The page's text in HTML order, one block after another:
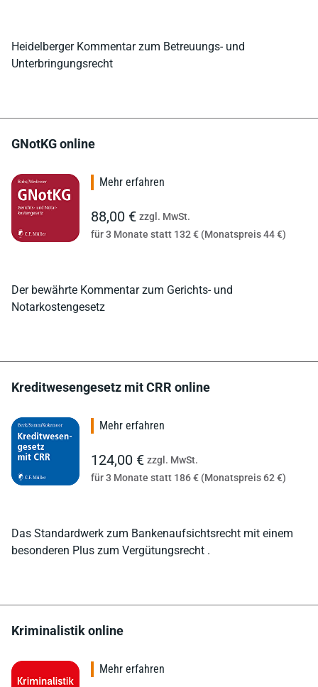
Heidelberger Kommentar zum Betreuungs- und
Unterbringungsrecht
GNotKG online
Der bewährte Kommentar zum Gerichts- und
Notarkostengesetz
Mehr erfahren
88,00 € zzgl. MwSt.
für 3 Monate statt 132 € (Monatspreis 44 €)
Kreditwesengesetz mit CRR online
Das Standardwerk zum Bankenaufsichtsrecht mit einem
besonderen Plus zum Vergütungsrecht .
Mehr erfahren
124,00 € zzgl. MwSt.
für 3 Monate statt 186 € (Monatspreis 62 €)
Kriminalistik online
Mehr erfahren